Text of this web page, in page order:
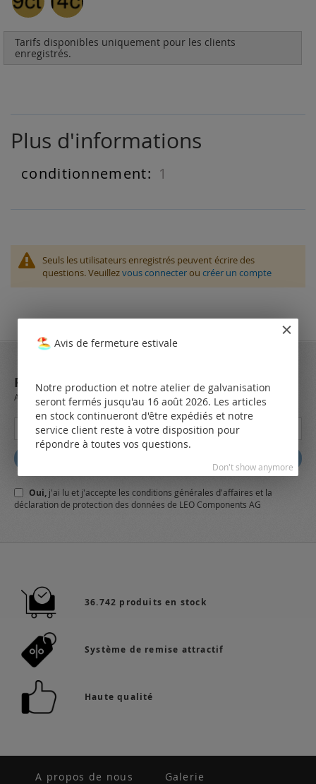
Tarifs disponibles uniquement pour les clients
enregistrés.
Plus d'informations
Plus
1
Seuls les utilisateurs enregistrés peuvent écrire des
questions. Veuillezvous connecterou créer un compte
REJOIGNEZ NOTRE NEWSLETTER
Always stay up to date and find out what's new from the very first hand.
Inscription
notre
lettre
d’information
:
Oui, j'ai lu et j'accepte les conditions générales d'affaires et la
déclaration de protection des données de LEO Components AG
36.742 produits en stock
Système de remise attractif
Haute qualité
A propos de nous Galerie
Avis de fermeture estivale
Notre production et notre atelier de galvanisation
seront fermés jusqu'au 16 août 2026. Les articles
en stock continueront d'être expédiés et notre
service client reste à votre disposition pour
répondre à toutes vos questions.
Don't show anymore